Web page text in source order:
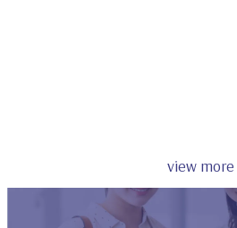
view more